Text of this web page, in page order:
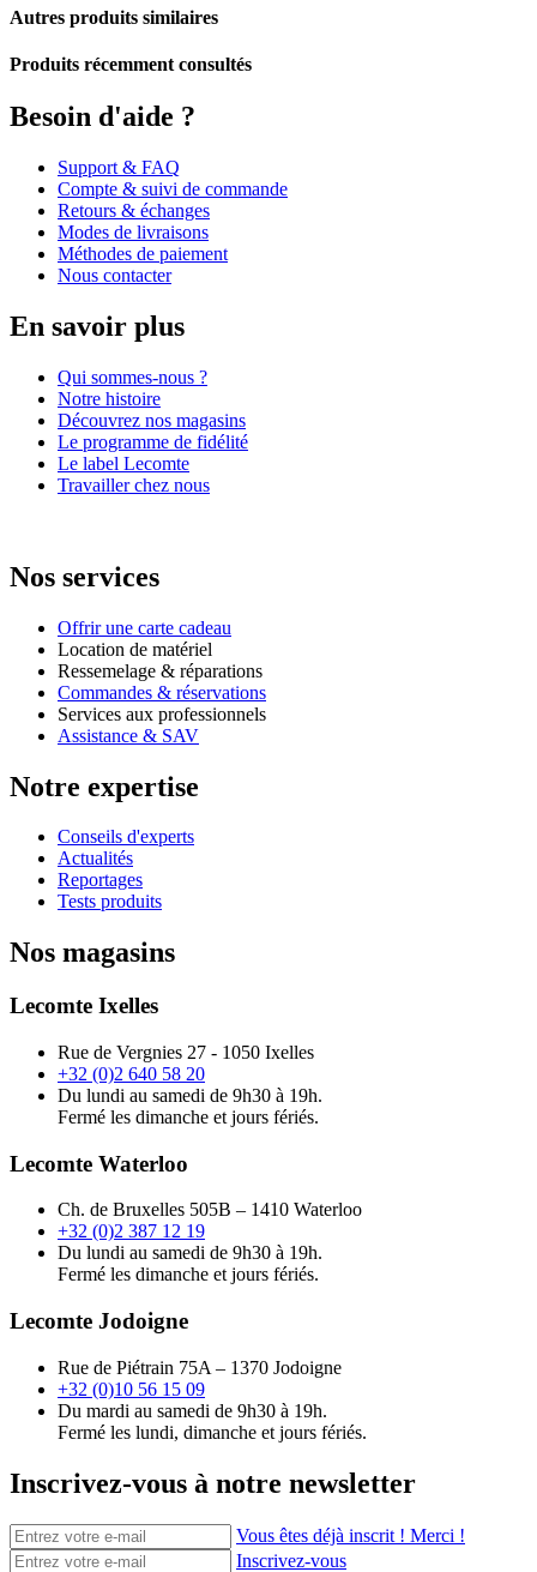
Autres produits similaires
Produits récemment consultés
Besoin d'aide ?
Support & FAQ
Compte & suivi de commande
Retours & échanges
Modes de livraisons
Méthodes de paiement
Nous contacter
En savoir plus
Qui sommes-nous ?
Notre histoire
Découvrez nos magasins
Le programme de fidélité
Le label Lecomte
Travailler chez nous
Nos services
Offrir une carte cadeau
Location de matériel
Ressemelage & réparations
Commandes & réservations
Services aux professionnels
Assistance & SAV
Notre expertise
Conseils d'experts
Actualités
Reportages
Tests produits
Nos magasins
Lecomte Ixelles
Rue de Vergnies 27 - 1050 Ixelles
+32 (0)2 640 58 20
Du lundi au samedi de 9h30 à 19h.
Fermé les dimanche et jours fériés.
Lecomte Waterloo
Ch. de Bruxelles 505B – 1410 Waterloo
+32 (0)2 387 12 19
Du lundi au samedi de 9h30 à 19h.
Fermé les dimanche et jours fériés.
Lecomte Jodoigne
Rue de Piétrain 75A – 1370 Jodoigne
+32 (0)10 56 15 09
Du mardi au samedi de 9h30 à 19h.
Fermé les lundi, dimanche et jours fériés.
Inscrivez-vous à notre newsletter
Vous êtes déjà inscrit ! Merci !
Inscrivez-vous